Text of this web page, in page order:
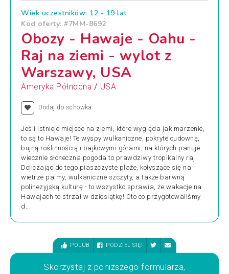
Wiek uczestników: 12 - 19 lat
Kod oferty: #7MM-8692
Obozy - Hawaje - Oahu -
Raj na ziemi - wylot z
Warszawy, USA
Ameryka Północna / USA
Dodaj do schowka
Jeśli istnieje miejsce na ziemi, które wygląda jak marzenie,
to są to Hawaje! Te wyspy wulkaniczne, pokryte cudowną,
bujną roślinnością i bajkowymi górami, na których panuje
wiecznie słoneczna pogoda to prawdziwy tropikalny raj.
Doliczając do tego piaszczyste plaże, kołyszące się na
wietrze palmy, wulkaniczne szczyty, a także barwną
polinezyjską kulturę - to wszystko sprawia, że wakacje na
Hawajach to strzał w dziesiątkę! Oto co przygotowaliśmy
d...
POLUB PODZIEL SIĘ!
Skorzystaj z poniższego formularza,